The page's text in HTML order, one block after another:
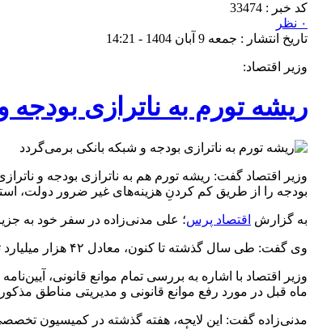
کد خبر : 33474
۰ نظر
تاریخ انتشار : جمعه 9 آبان 1404 - 14:21
وزیر اقتصاد:
ریشه تورم به ناترازی
وزیر اقتصاد گفت: ریشه تورم هم به ناترازی بودجه و
بودجه را از طریق کم کردنِ هزینه‌های غیر ضرور دولت،
به گزارش اقتصاد پرس؛ علی مدنی‌زاده در سفر خود به جزیره کیش، در جمع
وی گفت: طی سال گذشته تا کنون، معادل ۴۲ هزار میلیارد تومان سرمایه‌گذاری داخلی و ۱۵۰ میلیون یورو سرمایه‌گذاری خارجی جذب جزیره کیش شده است.
وزیر اقتصاد با اشاره به بررسی تمام موانع قانونی،
ماه قبل در مورد رفع موانع قانونی و مدیریتی مناطق
مدنی‌زاده گفت: این لایحه، هفته گذشته در کمیسیون